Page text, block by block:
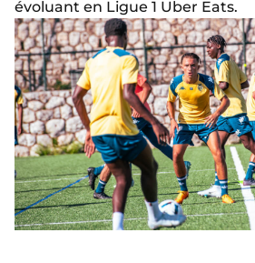
évoluant en Ligue 1 Uber Eats.